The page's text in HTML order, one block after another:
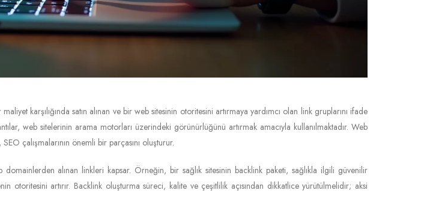
karşılığında satın alınan ve bir web sitesinin otoritesini artırmaya yardımcı olan link gruplarını ifade
web sitelerinin arama motorları üzerindeki görünürlüğünü artırmak amacıyla kullanılmaktadır. Web
çalışmalarının önemli bir parçasını oluşturur.
alınan linkleri kapsar. Örneğin, bir sağlık sitesinin backlink paketi, sağlıkla ilgili güvenilir
otoritesini artırır. Backlink oluşturma süreci, kalite ve çeşitlilik açısından dikkatlice yürütülmelidir; aksi